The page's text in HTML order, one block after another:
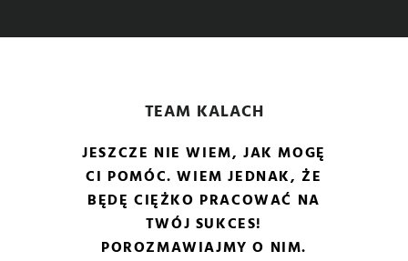
TEAM KALACH
JESZCZE NIE WIEM, JAK MOGĘ
CI POMÓC. WIEM JEDNAK, ŻE
BĘDĘ CIĘŻKO PRACOWAĆ NA
TWÓJ SUKCES!
POROZMAWIAJMY O NIM.